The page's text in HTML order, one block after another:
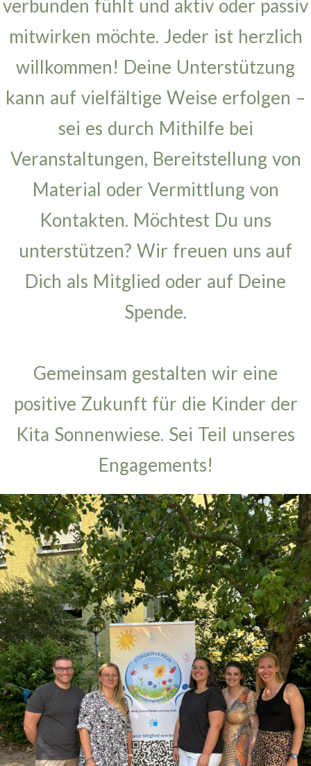
verbunden fühlt und aktiv oder passiv
mitwirken möchte. Jeder ist herzlich
willkommen! Deine Unterstützung
kann auf vielfältige Weise erfolgen –
sei es durch Mithilfe bei
Veranstaltungen, Bereitstellung von
Material oder Vermittlung von
Kontakten. Möchtest Du uns
unterstützen? Wir freuen uns auf
Dich als Mitglied oder auf Deine
Spende.
Gemeinsam gestalten wir eine
positive Zukunft für die Kinder der
Kita Sonnenwiese. Sei Teil unseres
Engagements!